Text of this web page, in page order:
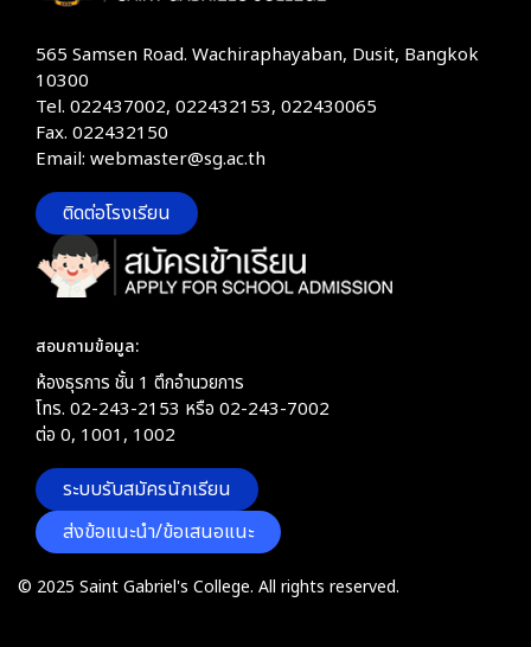
565 Samsen Road. Wachiraphayaban, Dusit, Bangkok
10300
Tel. 022437002, 022432153, 022430065
Fax. 022432150
Email: webmaster@sg.ac.th
ติดต่อโรงเรียน
สอบถามข้อมูล:
ห้องธุรการ ชั้น 1 ตึกอำนวยการ
โทร. 02-243-2153 หรือ 02-243-7002
ต่อ 0, 1001, 1002
ระบบรับสมัครนักเรียน
ส่งข้อแนะนำ/ข้อเสนอแนะ
© 2025 Saint Gabriel's College. All rights reserved.